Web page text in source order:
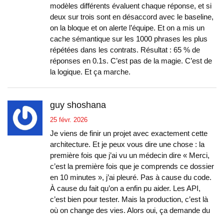
modèles différents évaluent chaque réponse, et si
deux sur trois sont en désaccord avec le baseline,
on la bloque et on alerte l’équipe. Et on a mis un
cache sémantique sur les 1000 phrases les plus
répétées dans les contrats. Résultat : 65 % de
réponses en 0.1s. C’est pas de la magie. C’est de
la logique. Et ça marche.
guy shoshana
25 févr. 2026
Je viens de finir un projet avec exactement cette
architecture. Et je peux vous dire une chose : la
première fois que j’ai vu un médecin dire « Merci,
c’est la première fois que je comprends ce dossier
en 10 minutes », j’ai pleuré. Pas à cause du code.
À cause du fait qu’on a enfin pu aider. Les API,
c’est bien pour tester. Mais la production, c’est là
où on change des vies. Alors oui, ça demande du